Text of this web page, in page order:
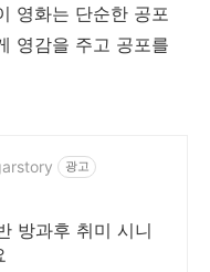
영화는 단순한 공포
영감을 주고 공포를
광고
방과후 취미 시니